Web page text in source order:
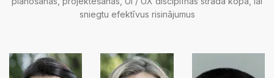
sniegtu efektīvus risinājumus